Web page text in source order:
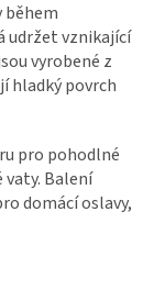
během
udržet vznikající
vyrobené z
hladký povrch
pro pohodlné
vaty. Balení
domácí oslavy,